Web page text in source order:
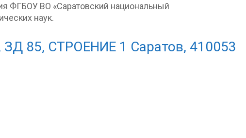
ФГБОУ ВО «Саратовский национальный
наук.
85, СТРОЕНИЕ 1 Саратов, 410053